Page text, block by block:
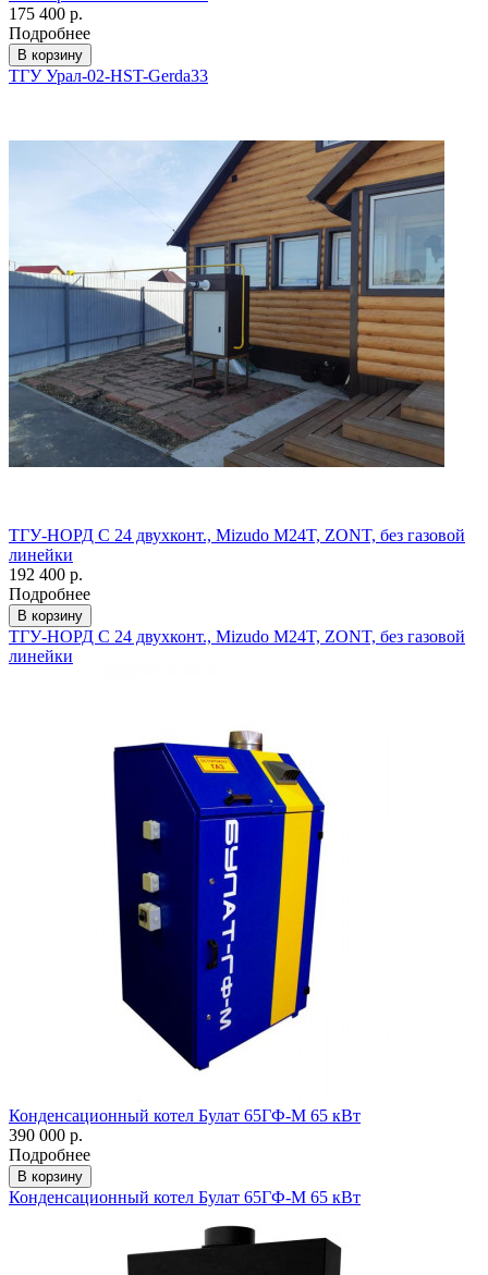
175 400 р.
Подробнее
В корзину
ТГУ Урал-02-HST-Gerda33
ТГУ-НОРД С 24 двухконт., Mizudo M24T, ZONT, без газовой
линейки
192 400 р.
Подробнее
В корзину
ТГУ-НОРД С 24 двухконт., Mizudo M24T, ZONT, без газовой
линейки
Конденсационный котел Булат 65ГФ-М 65 кВт
390 000 р.
Подробнее
В корзину
Конденсационный котел Булат 65ГФ-М 65 кВт